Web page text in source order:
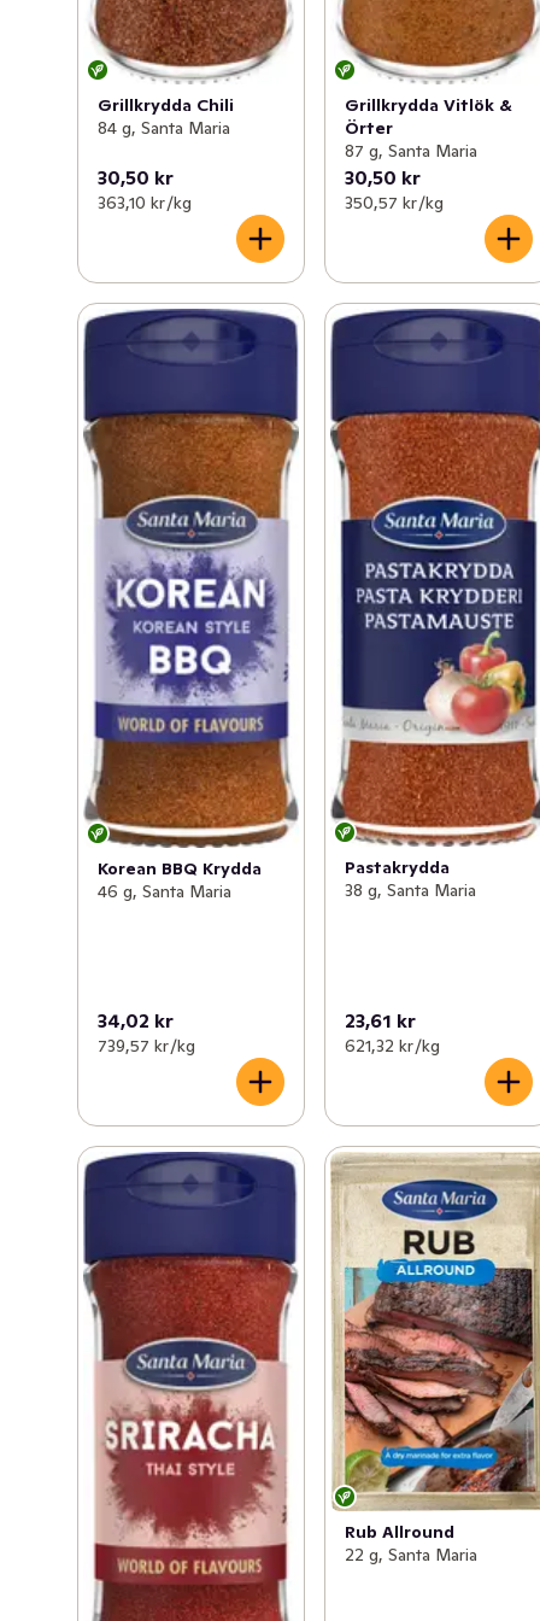
Grillkrydda Chili
84 g, Santa Maria
30,50 kr
363,10 kr /kg
Grillkrydda Vitlök &
Örter
87 g, Santa Maria
30,50 kr
350,57 kr /kg
Korean BBQ Krydda
46 g, Santa Maria
34,02 kr
739,57 kr /kg
Pastakrydda
38 g, Santa Maria
23,61 kr
621,32 kr /kg
Rub Allround
22 g, Santa Maria